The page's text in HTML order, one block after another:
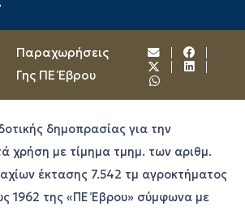
Παραχωρήσεις
Γης ΠΕ Έβρου
δημοπρασίας για την
χρήση με τίμημα τμημ. των αριθμ.
έκτασης 7.542 τμ αγροκτήματος
1962 της «ΠΕ Έβρου» σύμφωνα με